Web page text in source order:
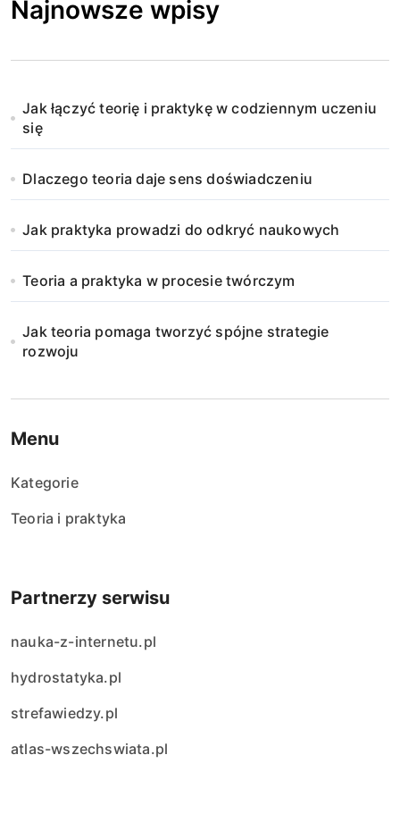
Najnowsze wpisy
Jak łączyć teorię i praktykę w codziennym uczeniu
się
Dlaczego teoria daje sens doświadczeniu
Jak praktyka prowadzi do odkryć naukowych
Teoria a praktyka w procesie twórczym
Jak teoria pomaga tworzyć spójne strategie
rozwoju
Menu
Kategorie
Teoria i praktyka
Partnerzy serwisu
nauka-z-internetu.pl
hydrostatyka.pl
strefawiedzy.pl
atlas-wszechswiata.pl